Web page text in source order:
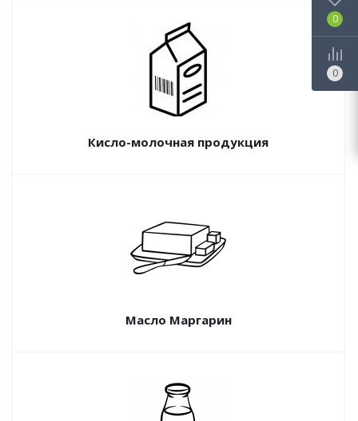
Кисло-молочная продукция
Масло Маргарин
0
0